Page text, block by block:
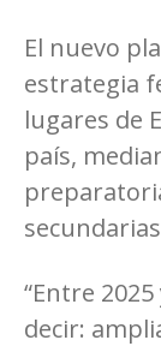
El nuevo
estrategia
lugares de
país,
“Entre
decir: